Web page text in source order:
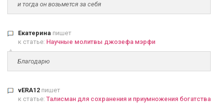
и тогда он возьмется за себя
Екатерина пишет
к статье: Научные молитвы джозефа мэрфи
Благодарю
vERA12 пишет
к статье: Талисман для сохранения и приумножения богатства